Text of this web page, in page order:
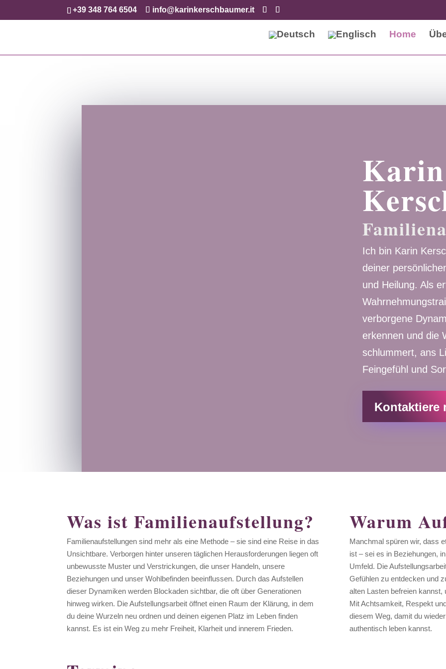
+39 348 764 6504 info@karinkerschbaumer.it
Karin Kerschbaumer Home
Karin
Ich bin Karin
deiner
und Heilung. Als
verborgene
erkennen und die
schlummert, ans
Feingefühl und
Kontaktiere
Was ist Familienaufstellung?
Familienaufstellungen sind mehr als eine Methode – sie sind eine Reise in das
Unsichtbare. Verborgen hinter unseren täglichen Herausforderungen liegen oft
unbewusste Muster und Verstrickungen, die unser Handeln, unsere
Beziehungen und unser Wohlbefinden beeinflussen. Durch das Aufstellen
dieser Dynamiken werden Blockaden sichtbar, die oft über Generationen
hinweg wirken. Die Aufstellungsarbeit öffnet einen Raum der Klärung, in dem
du deine Wurzeln neu ordnen und deinen eigenen Platz im Leben finden
kannst. Es ist ein Weg zu mehr Freiheit, Klarheit und innerem Frieden.
Warum
Manchmal spüren wir, dass
ist – sei es in Beziehungen,
Umfeld. Die
Gefühlen zu entdecken und
alten Lasten befreien kannst,
Mit Achtsamkeit, Respekt
diesem Weg, damit du
authentisch leben kannst.